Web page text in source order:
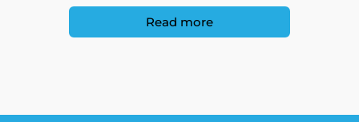
Read more